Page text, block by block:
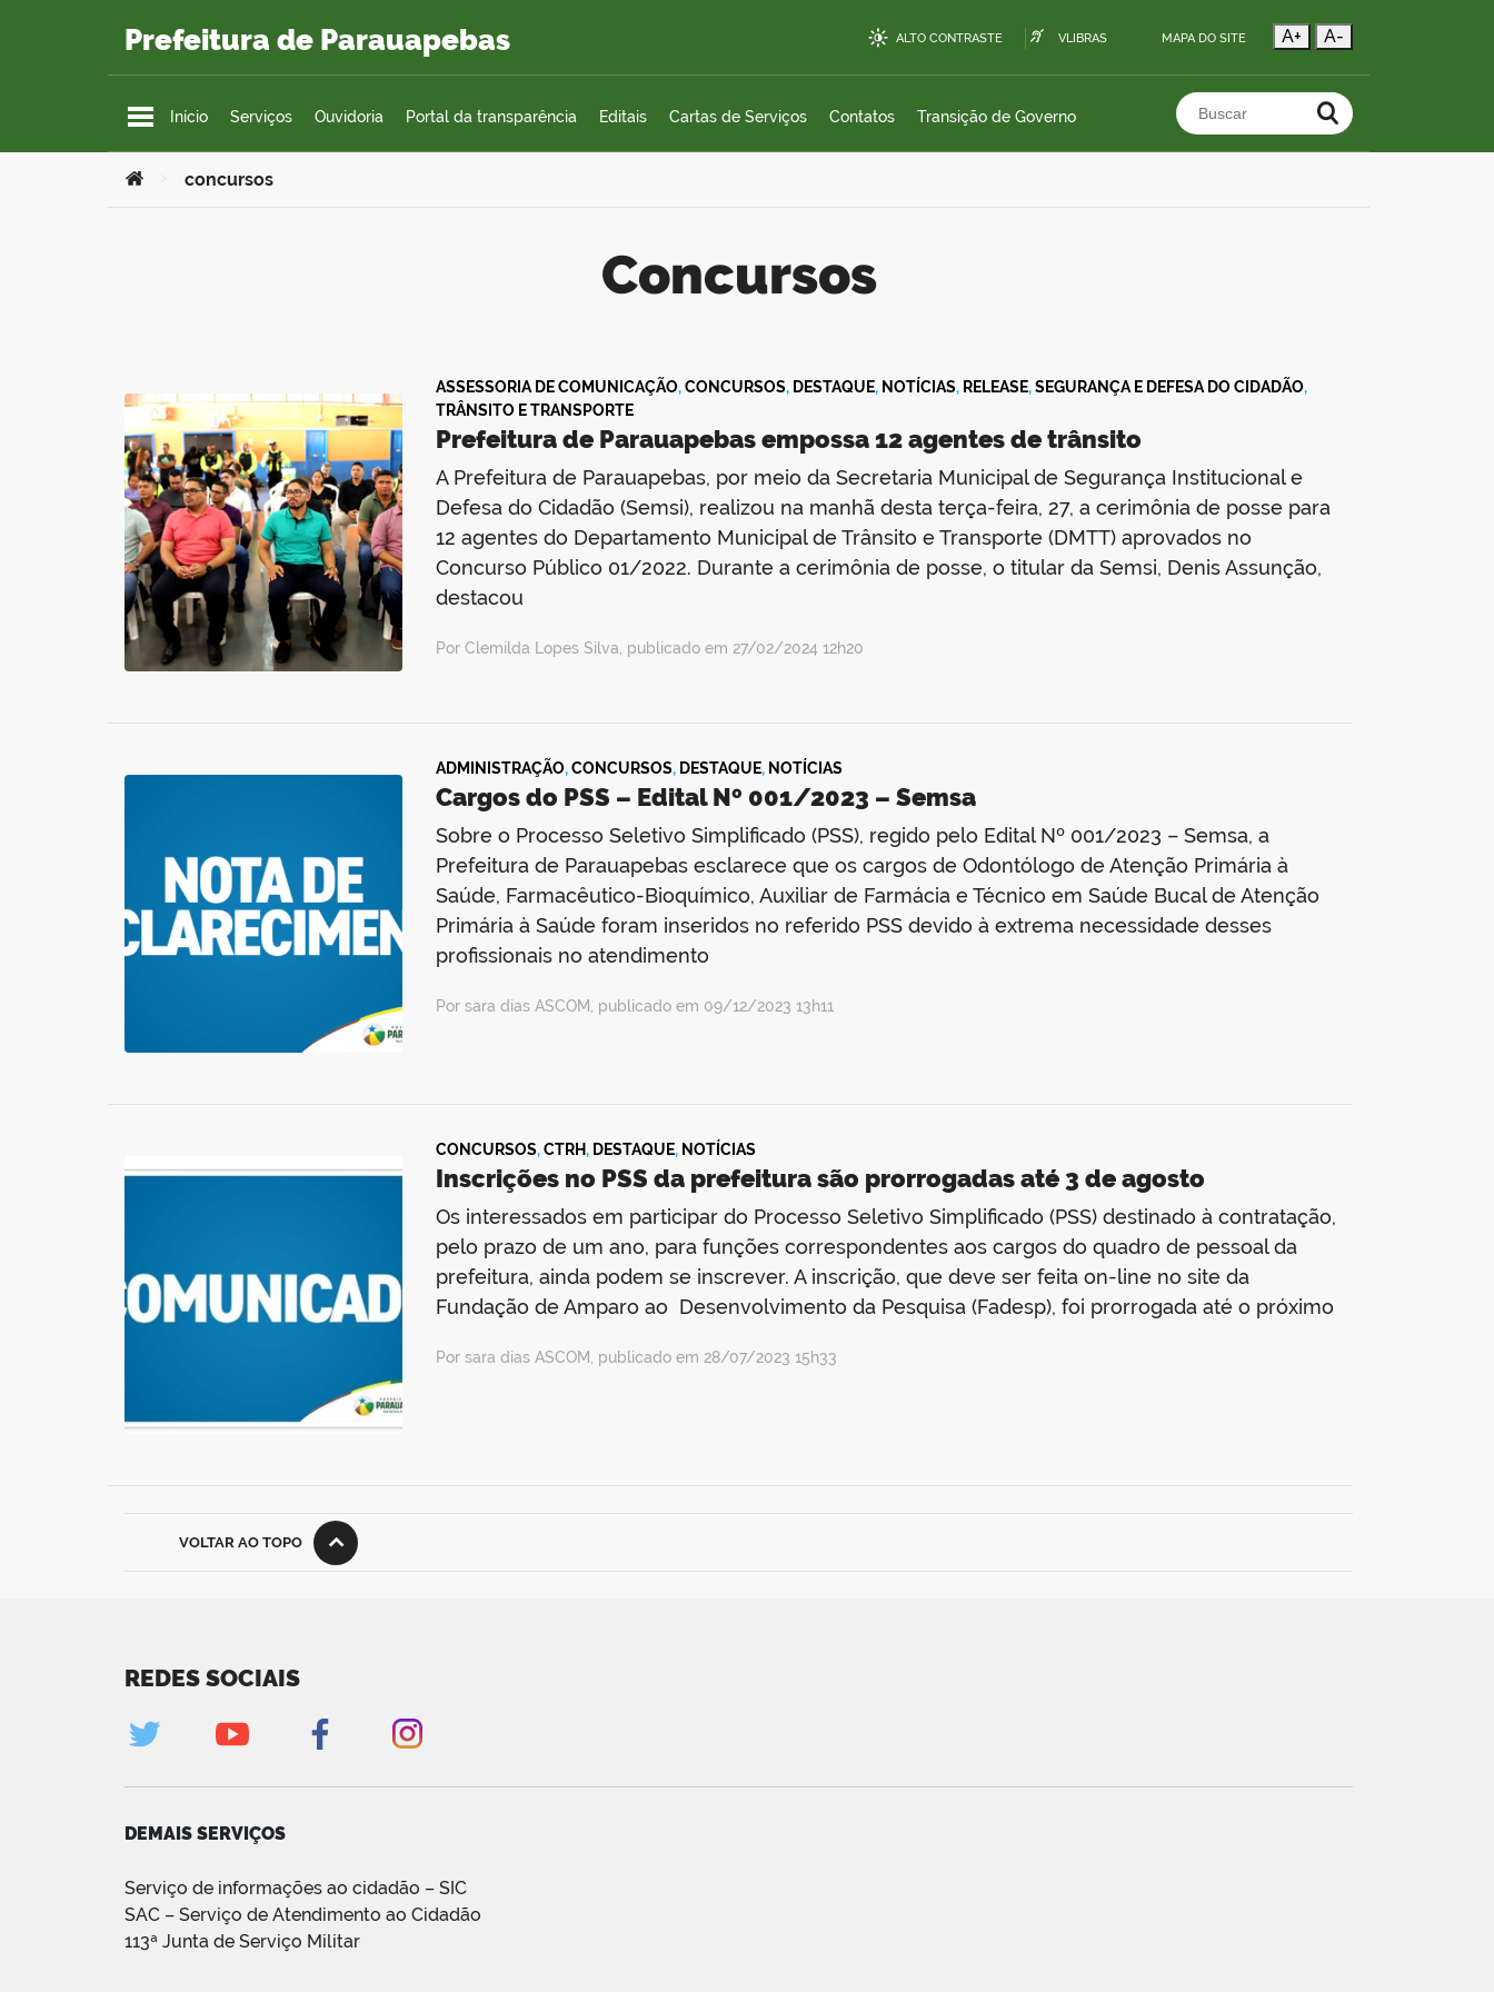
Prefeitura de Parauapebas ALTO CONTRASTE VLIBRAS MAPA DO SITE A+ A-
Início Serviços Ouvidoria Portal da transparência Editais Cartas de Serviços Contatos Transição de Governo Buscar no portal
Você está aqui:
concursos
concursos
ASSESSORIA DE COMUNICAÇÃO,CONCURSOS, DESTAQUE, NOTÍCIAS, RELEASE,SEGURANÇA E DEFESA DO CIDADÃO,
TRÂNSITO E TRANSPORTE
Prefeitura de Parauapebas empossa 12 agentes de trânsito
A Prefeitura de Parauapebas, por meio da Secretaria Municipal de Segurança Institucional e
Defesa do Cidadão (Semsi), realizou na manhã desta terça-feira, 27, a cerimônia de posse para
12 agentes do Departamento Municipal de Trânsito e Transporte (DMTT) aprovados no
Concurso Público 01/2022. Durante a cerimônia de posse, o titular da Semsi, Denis Assunção,
destacou
Por Clemilda Lopes Silva, publicado em 27/02/2024 12h20
ADMINISTRAÇÃO,CONCURSOS, DESTAQUE, NOTÍCIAS
Cargos do PSS – Edital Nº 001/2023 – Semsa
Sobre o Processo Seletivo Simplificado (PSS), regido pelo Edital Nº 001/2023 – Semsa, a
Prefeitura de Parauapebas esclarece que os cargos de Odontólogo de Atenção Primária à
Saúde, Farmacêutico-Bioquímico, Auxiliar de Farmácia e Técnico em Saúde Bucal de Atenção
Primária à Saúde foram inseridos no referido PSS devido à extrema necessidade desses
profissionais no atendimento
Por sara dias ASCOM, publicado em 09/12/2023 13h11
CONCURSOS,CTRH, DESTAQUE, NOTÍCIAS
Inscrições no PSS da prefeitura são prorrogadas até 3 de agosto
Os interessados em participar do Processo Seletivo Simplificado (PSS) destinado à contratação,
pelo prazo de um ano, para funções correspondentes aos cargos do quadro de pessoal da
prefeitura, ainda podem se inscrever. A inscrição, que deve ser feita on-line no site da
Fundação de Amparo ao Desenvolvimento da Pesquisa (Fadesp), foi prorrogada até o próximo
Por sara dias ASCOM, publicado em 28/07/2023 15h33
VOLTAR AO TOPO
REDES SOCIAIS
DEMAIS SERVIÇOS
Serviço de informações ao cidadão – SIC
SAC – Serviço de Atendimento ao Cidadão
113ª Junta de Serviço Militar